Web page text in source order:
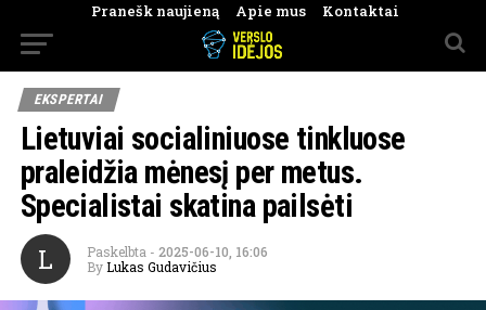
Pranešk naujieną Apie mus Kontaktai
EKSPERTAI
Lietuviai socialiniuose tinkluose
praleidžia mėnesį per metus.
Specialistai skatina pailsėti
L Paskelbta - 2025-06-10, 16:06
By Lukas Gudavičius